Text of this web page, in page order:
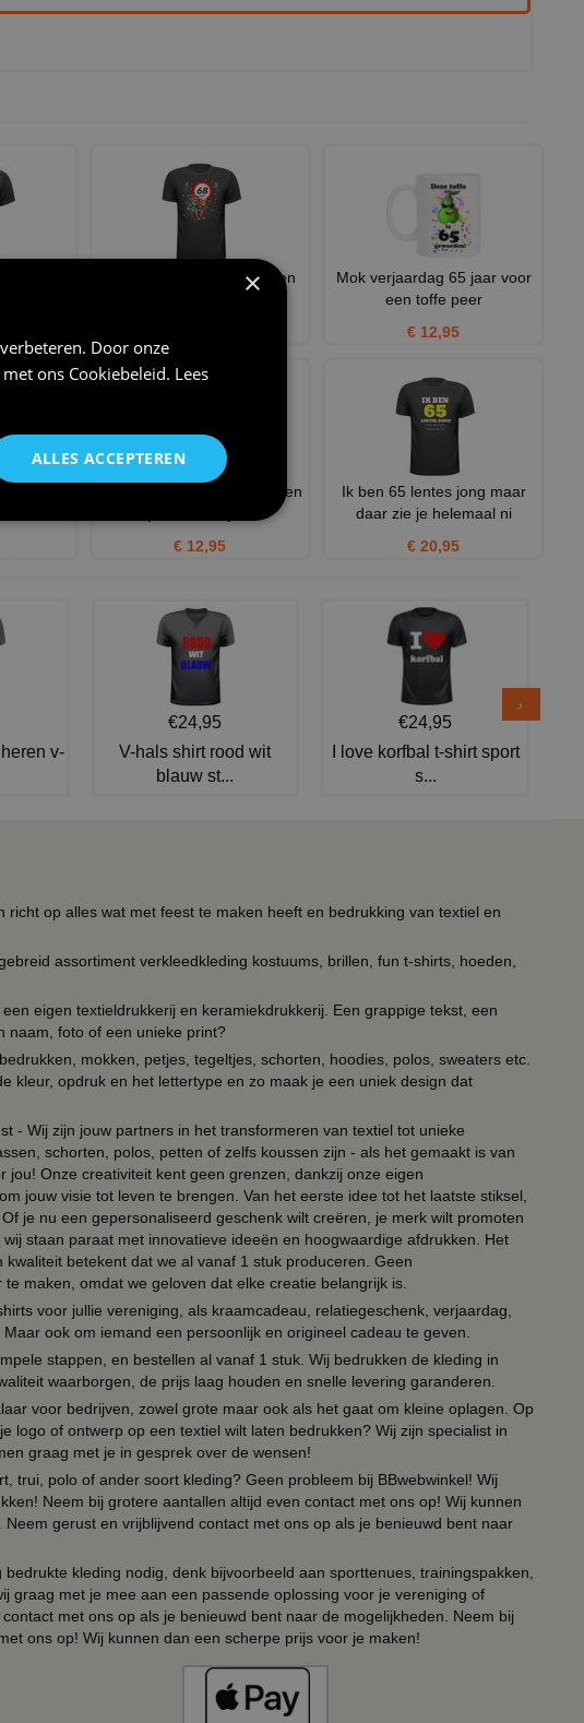
Verjaardagsshirt voor heren
Mok verjaardag 65 jaar voor
een toffe peer
€ 12,95
Mok verjaardag leeftijd vijftien
€ 12,95
Ik ben 65 lentes jong maar
daar zie je helemaal ni
€ 20,95
v-
€24,95
V-hals shirt rood wit
blauw st...
€24,95
I love korfbal t-shirt sport
s...
richt op alles wat met feest te maken heeft en bedrukking van textiel en
assortiment verkleedkleding kostuums, brillen, fun t-shirts, hoeden,
eigen textieldrukkerij en keramiekdrukkerij. Een grappige tekst, een
naam, foto of een unieke print?
mokken, petjes, tegeltjes, schorten, hoodies, polos, sweaters etc.
kleur, opdruk en het lettertype en zo maak je een uniek design dat
- Wij zijn jouw partners in het transformeren van textiel tot unieke
schorten, polos, petten of zelfs koussen zijn - als het gemaakt is van
jou! Onze creativiteit kent geen grenzen, dankzij onze eigen
jouw visie tot leven te brengen. Van het eerste idee tot het laatste stiksel,
je nu een gepersonaliseerd geschenk wilt creëren, je merk wilt promoten
staan paraat met innovatieve ideeën en hoogwaardige afdrukken. Het
betekent dat we al vanaf 1 stuk produceren. Geen
maken, omdat we geloven dat elke creatie belangrijk is.
voor jullie vereniging, als kraamcadeau, relatiegeschenk, verjaardag,
ook om iemand een persoonlijk en origineel cadeau te geven.
stappen, en bestellen al vanaf 1 stuk. Wij bedrukken de kleding in
waarborgen, de prijs laag houden en snelle levering garanderen.
voor bedrijven, zowel grote maar ook als het gaat om kleine oplagen. Op
logo of ontwerp op een textiel wilt laten bedrukken? Wij zijn specialist in
graag met je in gesprek over de wensen!
trui, polo of ander soort kleding? Geen probleem bij BBwebwinkel! Wij
Neem bij grotere aantallen altijd even contact met ons op! Wij kunnen
gerust en vrijblijvend contact met ons op als je benieuwd bent naar
kleding nodig, denk bijvoorbeeld aan sporttenues, trainingspakken,
graag met je mee aan een passende oplossing voor je vereniging of
met ons op als je benieuwd bent naar de mogelijkheden. Neem bij
ons op! Wij kunnen dan een scherpe prijs voor je maken!
×
Door onze
ons Cookiebeleid. Lees
ALLES ACCEPTEREN